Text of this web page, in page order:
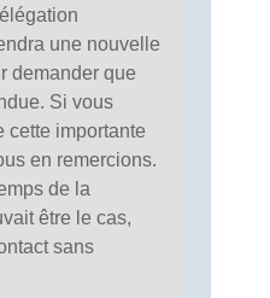
une nouvelle
demander que
Si vous
cette importante
en remercions.
de la
être le cas,
sans